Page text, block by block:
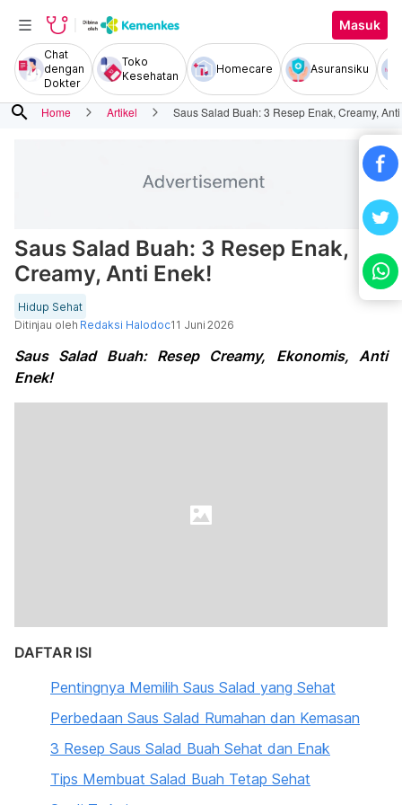
Masuk
Chat
dengan
Dokter
Toko
Kesehatan
Homecare Asuransiku
search Home Artikel Saus Salad Buah: 3 Resep Enak, Creamy,
Saus Salad Buah: 3 Resep Enak,
Creamy, Anti Enek!
Hidup Sehat
Ditinjau oleh Redaksi Halodoc11 Juni 2026
Saus Salad Buah: Resep Creamy, Ekonomis, Anti
Enek!
DAFTAR ISI
Pentingnya Memilih Saus Salad yang Sehat
Perbedaan Saus Salad Rumahan dan Kemasan
3 Resep Saus Salad Buah Sehat dan Enak
Tips Membuat Salad Buah Tetap Sehat